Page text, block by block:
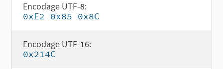
Encodage UTF-8:
0xE2 0x85 0x8C
Encodage UTF-16:
0x214C